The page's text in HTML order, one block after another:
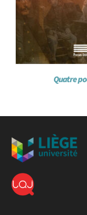
Quatre